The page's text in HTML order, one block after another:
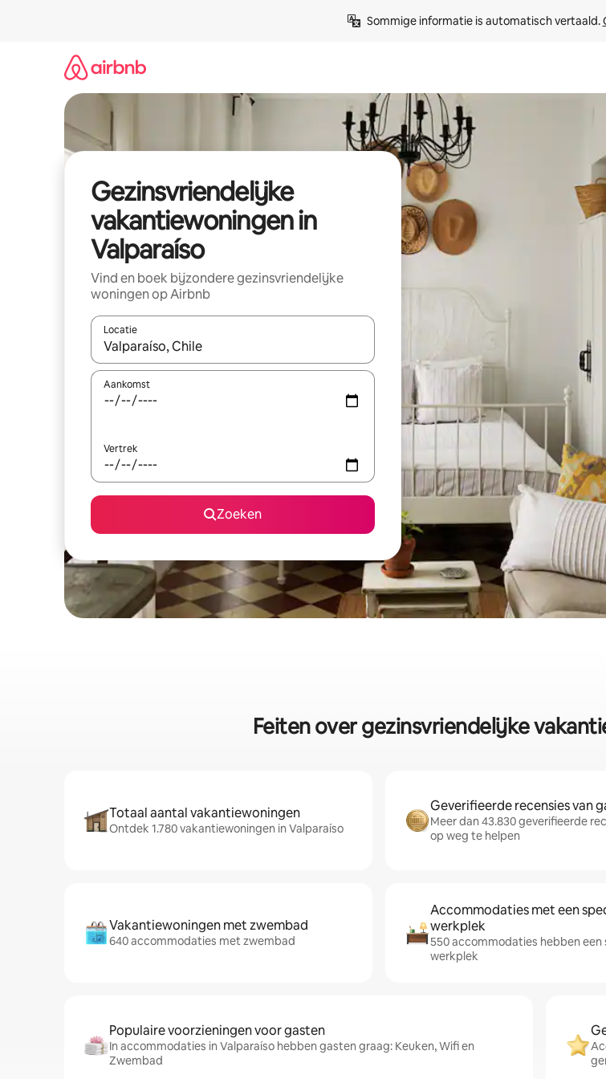
Sommige informatie is automatisch vertaald.
Gezinsvriendelijke
vakantiewoningen in
Valparaíso
Vind en boek bijzondere gezinsvriendelijke
woningen op Airbnb
Locatie
Wanneer er suggesties beschikbaar zijn, maak je een keuze met je de pijltjestoetsen omhoog en
Aankomst
Vertrek
Zoeken
Feiten over gezinsvriendelijke
Totaal aantal vakantiewoningen
Ontdek 1.780 vakantiewoningen in Valparaíso
Geverifieerde recensies van
Meer dan 43.830 geverifieerde
op weg te helpen
Vakantiewoningen met zwembad
640 accommodaties met zwembad
Accommodaties met een
werkplek
550 accommodaties hebben een
werkplek
Populaire voorzieningen voor gasten
In accommodaties in Valparaíso hebben gasten graag: Keuken, Wifi en
Zwembad